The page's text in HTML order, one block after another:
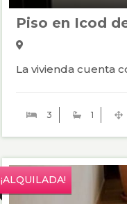
Piso en Icod
La vivienda cuenta
3 1
¡ALQUILADA!